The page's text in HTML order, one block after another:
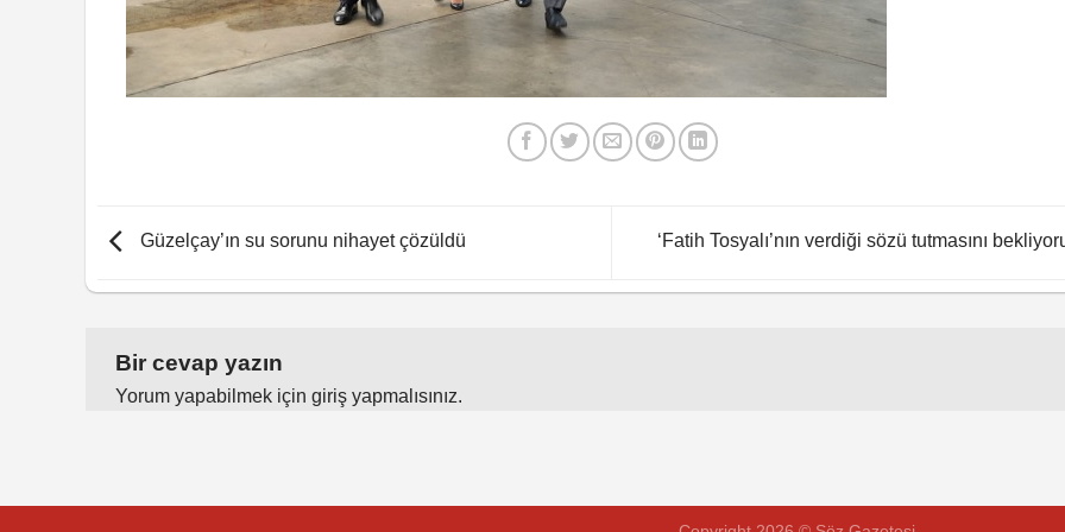
Güzelçay’ın su sorunu nihayet çözüldü ‘Fatih Tosyalı’nın verdiği sözü tutmasını
Bir cevap yazın
Yorum yapabilmek için giriş yapmalısınız.